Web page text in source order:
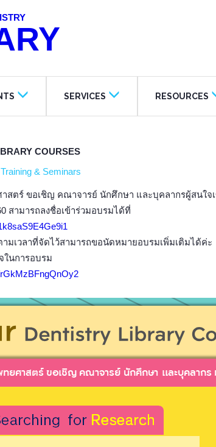
SERVICES RESOURCES
COURSES
Training & Seminars
ตร์ ขอเชิญ คณาจารย์ นักศึกษา และบุคลากรผู้สนใจ
สามารถลงชื่อเข้าร่วมอบรมได้ที่
มเวลาที่จัดไว้สามารถขอนัดหมายอบรมเพิ่มเติมได้ค่ะ
ในการอบรม